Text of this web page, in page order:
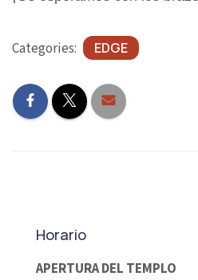
Categories: EDGE
Horario
APERTURA DEL TEMPLO